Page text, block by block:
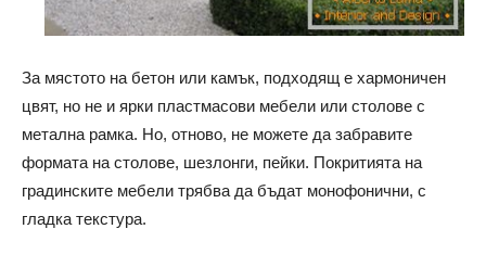
За мястото на бетон или камък, подходящ е хармоничен
цвят, но не и ярки пластмасови мебели или столове с
метална рамка. Но, отново, не можете да забравите
формата на столове, шезлонги, пейки. Покритията на
градинските мебели трябва да бъдат монофонични, с
гладка текстура.